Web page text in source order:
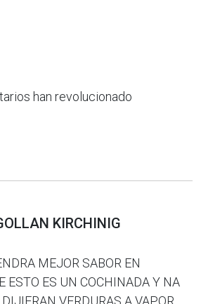
han revolucionado
KIRCHINIG
MEJOR SABOR EN
ESTO ES UN COCHINADA Y NA
VERDURAS A VAPOR